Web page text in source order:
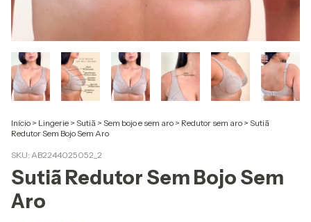
Início > Lingerie > Sutiã > Sem bojo e sem aro > Redutor sem aro > Sutiã
Redutor Sem Bojo Sem Aro
SKU: AB2244025052_2
Sutiã Redutor Sem Bojo Sem
Aro